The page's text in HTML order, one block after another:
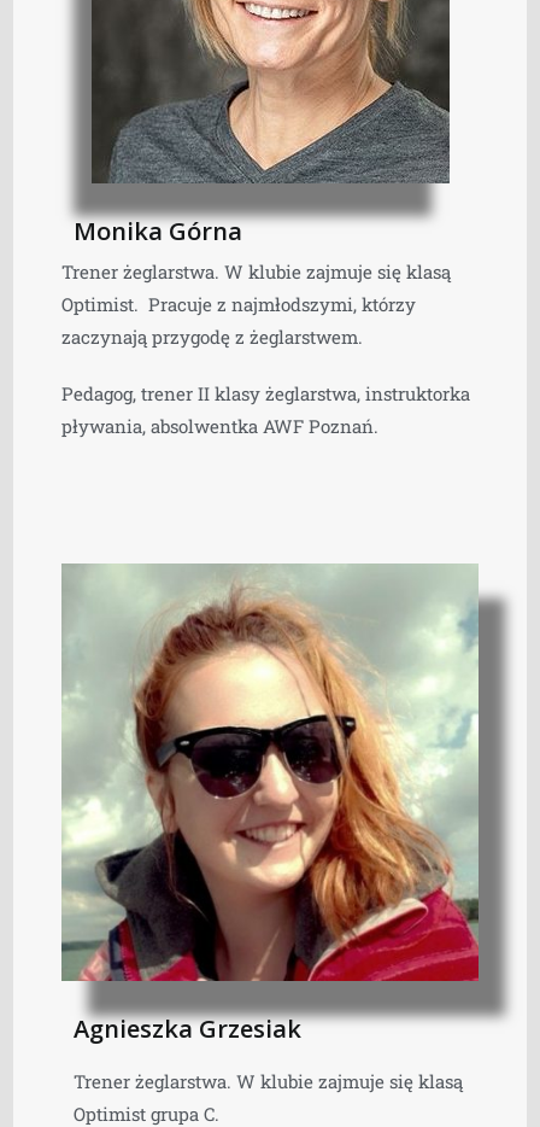
Monika Górna
Trener żeglarstwa. W klubie zajmuje się klasą
Optimist. Pracuje z najmłodszymi, którzy
zaczynają przygodę z żeglarstwem.
Pedagog, trener II klasy żeglarstwa, instruktorka
pływania, absolwentka AWF Poznań.
Agnieszka Grzesiak
Trener żeglarstwa. W klubie zajmuje się klasą
Optimist grupa C.